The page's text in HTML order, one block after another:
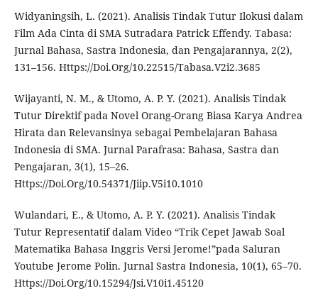
Widyaningsih, L. (2021). Analisis Tindak Tutur Ilokusi dalam
Film Ada Cinta di SMA Sutradara Patrick Effendy. Tabasa:
Jurnal Bahasa, Sastra Indonesia, dan Pengajarannya, 2(2),
131–156. Https://Doi.Org/10.22515/Tabasa.V2i2.3685
Wijayanti, N. M., & Utomo, A. P. Y. (2021). Analisis Tindak
Tutur Direktif pada Novel Orang-Orang Biasa Karya Andrea
Hirata dan Relevansinya sebagai Pembelajaran Bahasa
Indonesia di SMA. Jurnal Parafrasa: Bahasa, Sastra dan
Pengajaran, 3(1), 15–26.
Https://Doi.Org/10.54371/Jiip.V5i10.1010
Wulandari, E., & Utomo, A. P. Y. (2021). Analisis Tindak
Tutur Representatif dalam Video “Trik Cepet Jawab Soal
Matematika Bahasa Inggris Versi Jerome!”pada Saluran
Youtube Jerome Polin. Jurnal Sastra Indonesia, 10(1), 65–70.
Https://Doi.Org/10.15294/Jsi.V10i1.45120